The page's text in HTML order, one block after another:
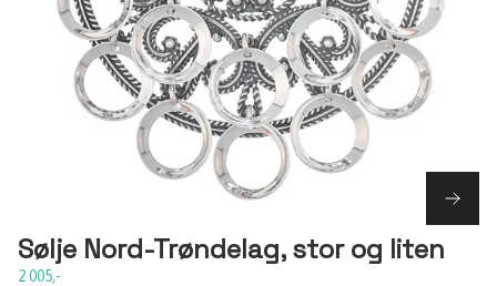
Sølje Nord-Trøndelag, stor og liten
2 005,-